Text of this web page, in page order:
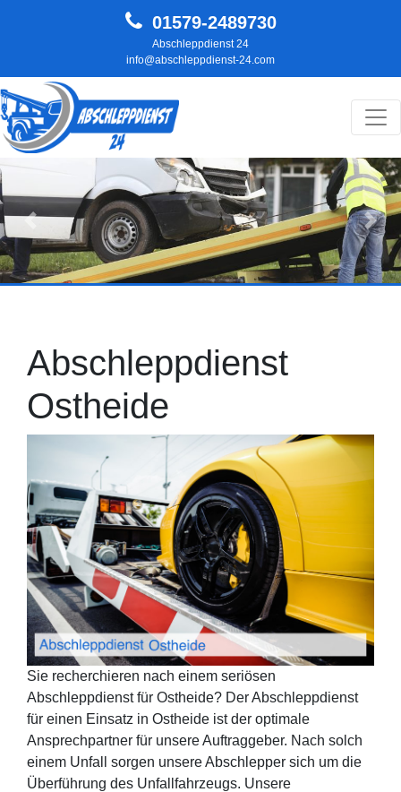
01579-2489730
Abschleppdienst 24
info@abschleppdienst-24.com
Hauptnavigation
Zurück
Abschleppdienst
Ostheide
Sie recherchieren nach einem seriösen
Abschleppdienst für Ostheide? Der Abschleppdienst
für einen Einsatz in Ostheide ist der optimale
Ansprechpartner für unsere Auftraggeber. Nach solch
einem Unfall sorgen unsere Abschlepper sich um die
Überführung des Unfallfahrzeugs. Unsere